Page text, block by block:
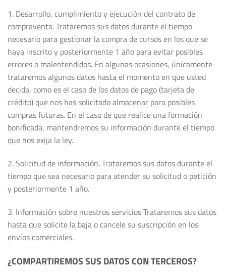
1. Desarrollo, cumplimiento y ejecución del contrato de
compraventa. Trataremos sus datos durante el tiempo
necesario para gestionar la compra de cursos en los que se
haya inscrito y posteriormente 1 año para evitar posibles
errores o malentendidos. En algunas ocasiones, únicamente
trataremos algunos datos hasta el momento en que usted
decida, como es el caso de los datos de pago (tarjeta de
crédito) que nos has solicitado almacenar para posibles
compras futuras. En el caso de que realice una formación
bonificada, mantendremos su información durante el tiempo
que nos exija la ley.
2. Solicitud de información. Trataremos sus datos durante el
tiempo que sea necesario para atender su solicitud o petición
y posteriormente 1 año.
3. Información sobre nuestros servicios Trataremos sus datos
hasta que solicite la baja o cancele su suscripción en los
envíos comerciales.
¿COMPARTIREMOS SUS DATOS CON TERCEROS?